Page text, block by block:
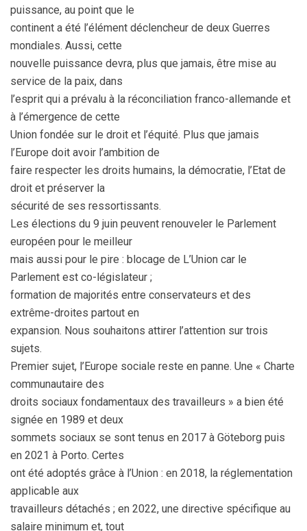
puissance, au point que le
continent a été l’élément déclencheur de deux Guerres
mondiales. Aussi, cette
nouvelle puissance devra, plus que jamais, être mise au
service de la paix, dans
l’esprit qui a prévalu à la réconciliation franco-allemande et
à l’émergence de cette
Union fondée sur le droit et l’équité. Plus que jamais
l’Europe doit avoir l’ambition de
faire respecter les droits humains, la démocratie, l’Etat de
droit et préserver la
sécurité de ses ressortissants.
Les élections du 9 juin peuvent renouveler le Parlement
européen pour le meilleur
mais aussi pour le pire : blocage de L’Union car le
Parlement est co-législateur ;
formation de majorités entre conservateurs et des
extrême-droites partout en
expansion. Nous souhaitons attirer l’attention sur trois
sujets.
Premier sujet, l’Europe sociale reste en panne. Une « Charte
communautaire des
droits sociaux fondamentaux des travailleurs » a bien été
signée en 1989 et deux
sommets sociaux se sont tenus en 2017 à Göteborg puis
en 2021 à Porto. Certes
ont été adoptés grâce à l’Union : en 2018, la réglementation
applicable aux
travailleurs détachés ; en 2022, une directive spécifique au
salaire minimum et, tout